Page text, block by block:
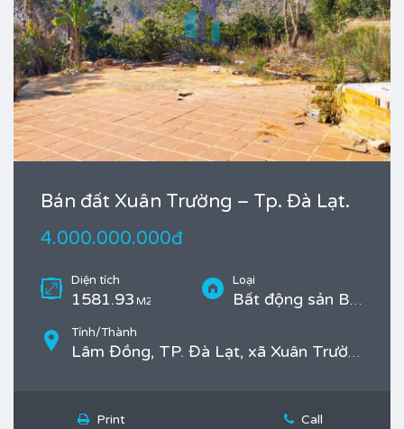
Bán đất Xuân Trường – Tp. Đà Lạt.
4.000.000.000đ
Diện tích
1581.93 M2
Loại
Bất động sản Bán, Đất vườn
Tỉnh/Thành
Lâm Đồng, TP. Đà Lạt, xã Xuân Trường
Print Call